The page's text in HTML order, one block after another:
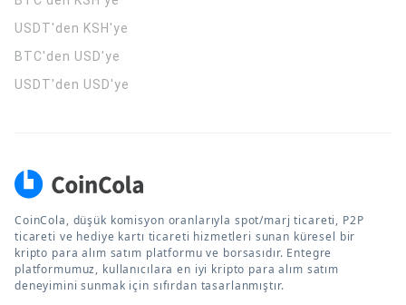
USDT'den KSH'ye
BTC'den USD'ye
USDT'den USD'ye
CoinCola, düşük komisyon oranlarıyla spot/marj ticareti, P2P
ticareti ve hediye kartı ticareti hizmetleri sunan küresel bir
kripto para alım satım platformu ve borsasıdır. Entegre
platformumuz, kullanıcılara en iyi kripto para alım satım
deneyimini sunmak için sıfırdan tasarlanmıştır.